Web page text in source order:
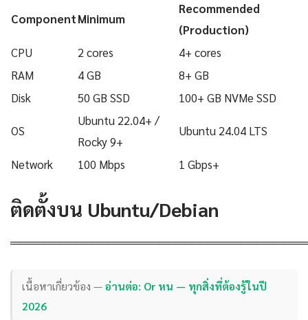
ComponentMinimum
Recommended
(Production)
CPU
2 cores
4+ cores
RAM
4 GB
8+ GB
Disk
50 GB SSD 100+ GB NVMe SSD
OS
Ubuntu 22.04+ /
Rocky 9+
Ubuntu 24.04 LTS
Network 100 Mbps 1 Gbps+
ติดตั้งบน Ubuntu/Debian
เนื้อหาเกี่ยวข้อง —อ่านต่อ: Or หน — ทุกสิ่งที่ต้องรู้ในปี
2026